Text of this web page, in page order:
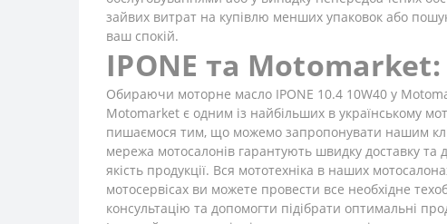
зайвих витрат на купівлю менших упаковок або
ваш спокій.
IPONE та Motomarket:
Обираючи моторне масло IPONE 10.4 10W40 у
Motomarket є одним із найбільших в українському
пишаємося тим, що можемо запропонувати нашим
мережа мотосалонів гарантують швидку доставку
якість продукції. Вся мототехніка в наших
мотосервісах ви можете провести все необхідне
консультацію та допомогти підібрати оптимальні